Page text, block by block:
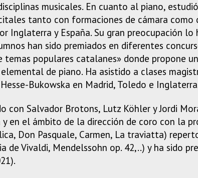
musicales. En cuanto al piano,
tanto con formaciones de cámara
Inglaterra y España. Su gran preocupación
han sido premiados en diferentes
populares catalanes» donde propone
de piano. Ha asistido a clases
Bukowska en Madrid, Toledo e
Salvador Brotons, Lutz Köhler y Jordi
en el ámbito de la dirección de coro con la
Don Pasquale, Carmen, La traviatta)
de Vivaldi, Mendelssohn op. 42,..) y ha sido